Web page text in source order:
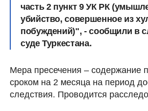
часть 2 пункт 9 УК РК
убийство, совершенное из
побуждений)", - сообщили в
суде Туркестана.
Мера пресечения – содержание
сроком на 2 месяца на период
следствия. Проводится